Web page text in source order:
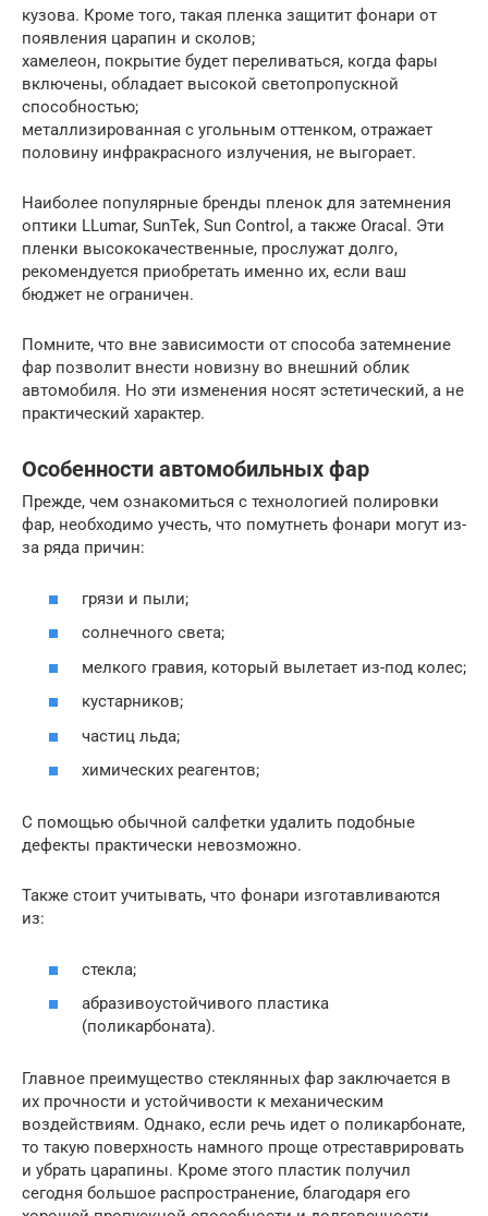
кузова. Кроме того, такая пленка защитит фонари от
появления царапин и сколов;
хамелеон, покрытие будет переливаться, когда фары
включены, обладает высокой светопропускной
способностью;
металлизированная с угольным оттенком, отражает
половину инфракрасного излучения, не выгорает.
Наиболее популярные бренды пленок для затемнения
оптики LLumar, SunTek, Sun Control, а также Oracal. Эти
пленки высококачественные, прослужат долго,
рекомендуется приобретать именно их, если ваш
бюджет не ограничен.
Помните, что вне зависимости от способа затемнение
фар позволит внести новизну во внешний облик
автомобиля. Но эти изменения носят эстетический, а не
практический характер.
Особенности автомобильных фар
Прежде, чем ознакомиться с технологией полировки
фар, необходимо учесть, что помутнеть фонари могут из-
за ряда причин:
грязи и пыли;
солнечного света;
мелкого гравия, который вылетает из-под колес;
кустарников;
частиц льда;
химических реагентов;
С помощью обычной салфетки удалить подобные
дефекты практически невозможно.
Также стоит учитывать, что фонари изготавливаются
из:
стекла;
абразивоустойчивого пластика
(поликарбоната).
Главное преимущество стеклянных фар заключается в
их прочности и устойчивости к механическим
воздействиям. Однако, если речь идет о поликарбонате,
то такую поверхность намного проще отреставрировать
и убрать царапины. Кроме этого пластик получил
сегодня большое распространение, благодаря его